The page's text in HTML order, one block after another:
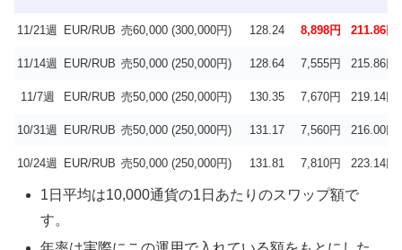
11/21週 EUR/RUB 売60,000 (300,000円) 128.24 8,898円 211.86円
11/14週 EUR/RUB 売50,000 (250,000円) 128.64 7,555円 215.86円
11/7週 EUR/RUB 売50,000 (250,000円) 130.35 7,670円 219.14円
10/31週 EUR/RUB 売50,000 (250,000円) 131.17 7,560円 216.00円
10/24週 EUR/RUB 売50,000 (250,000円) 131.81 7,810円 223.14円
1日平均は10,000通貨の1日あたりのスワップ額で
す。